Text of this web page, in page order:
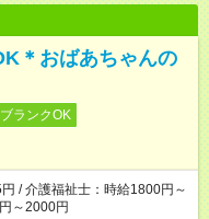
＊おばあちゃんの
ブランクOK
/ 介護福祉士：時給1800円～
～2000円